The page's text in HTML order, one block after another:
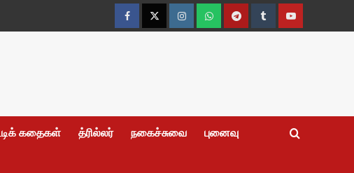
FacebookTwitterInstagramWhatsappTelegramTumblrYouTube
கதைகள் த்ரில்லர் நகைச்சுவை புனைவு